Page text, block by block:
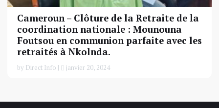
Cameroun – Clôture de la Retraite de la
coordination nationale : Mounouna
Foutsou en communion parfaite avec les
retraités à Nkolnda.
by Direct Info | janvier 20, 2024